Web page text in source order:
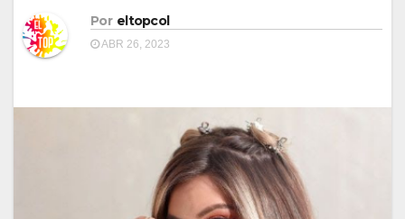
Por eltopcol
ABR 26, 2023